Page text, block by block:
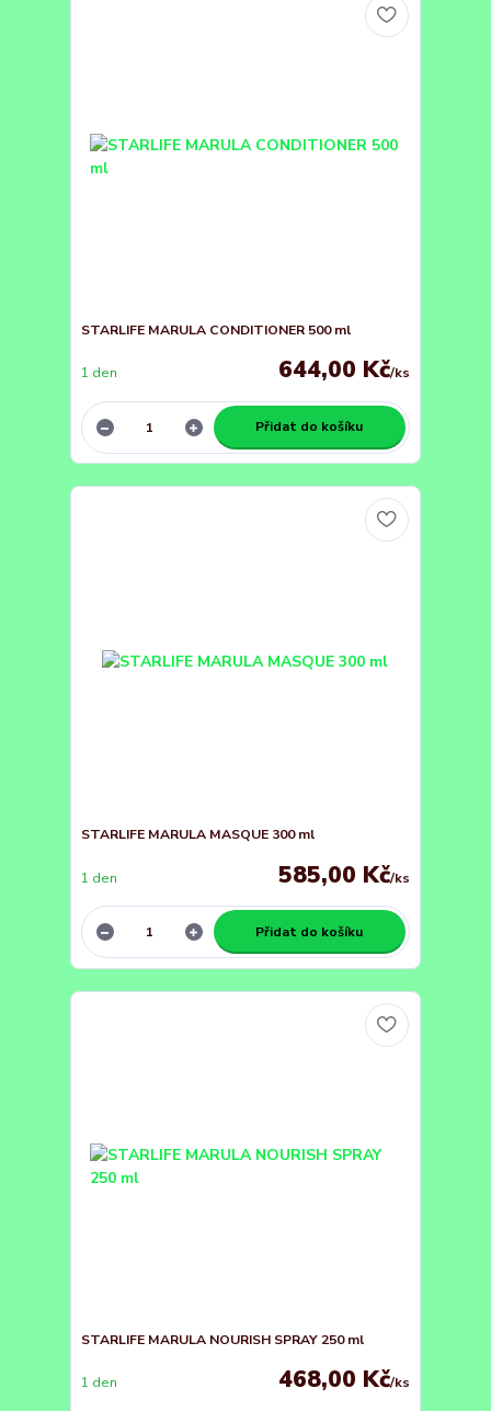
STARLIFE MARULA CONDITIONER 500 ml
644,00 Kč/ks
1 den
Přidat do košíku
STARLIFE MARULA MASQUE 300 ml
585,00 Kč/ks
1 den
Přidat do košíku
STARLIFE MARULA NOURISH SPRAY 250 ml
468,00 Kč/ks
1 den